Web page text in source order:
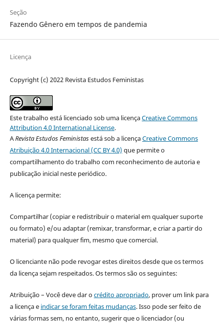
Seção
Fazendo Gênero em tempos de pandemia
Licença
Copyright (c) 2022 Revista Estudos Feministas
Este trabalho está licenciado sob uma licençaCreative Commons
Attribution 4.0 International License.
ARevista Estudos Feministasestá sob a licençaCreative Commons
Atribuição 4.0 Internacional (CC BY 4.0) que permite o
compartilhamento do trabalho com reconhecimento de autoria e
publicação inicial neste periódico.
A licença permite:
Compartilhar (copiar e redistribuir o material em qualquer suporte
ou formato) e/ou adaptar (remixar, transformar, e criar a partir do
material) para qualquer fim, mesmo que comercial.
O licenciante não pode revogar estes direitos desde que os termos
da licença sejam respeitados. Os termos são os seguintes:
Atribuição – Você deve dar ocrédito apropriado, prover um link para
a licença e indicar se foram feitas mudanças. Isso pode ser feito de
várias formas sem, no entanto, sugerir que o licenciador (ou